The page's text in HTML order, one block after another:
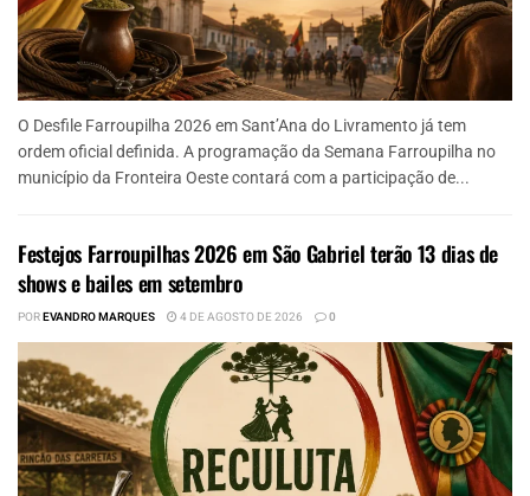
O Desfile Farroupilha 2026 em Sant’Ana do Livramento já tem
ordem oficial definida. A programação da Semana Farroupilha no
município da Fronteira Oeste contará com a participação de...
Festejos Farroupilhas 2026 em São Gabriel terão 13 dias de
shows e bailes em setembro
POREVANDRO MARQUES 4 DE AGOSTO DE 2026 0